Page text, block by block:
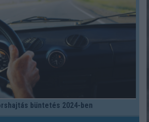
büntetés 2024-ben